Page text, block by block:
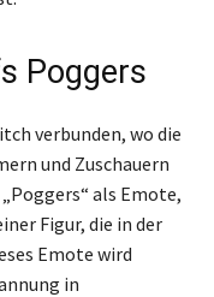
Poggers
verbunden, wo die
und Zuschauern
als Emote,
Figur, die in der
Emote wird
in